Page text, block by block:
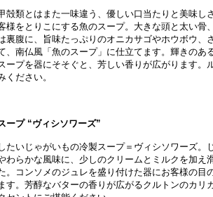
殻類とはまた一味違う、優しい口当たりと美味し
様をとりこにする魚のスープ。大きな頭と太い骨、
裏腹に、旨味たっぷりのオニカサゴやホウボウ、
、南仏風「魚のスープ」に仕立てます。輝きのあ
ープを器にそそぐと、芳しい香りが広がります。
ください。
ープ “ヴィシソワーズ”
たいじゃがいもの冷製スープ＝ヴィシソワーズ。
わらかな風味に、少しのクリームとミルクを加え
。コンソメのジュレを盛り付けた器にお客様の目
す。芳醇なバターの香りが広がるクルトンのカリ